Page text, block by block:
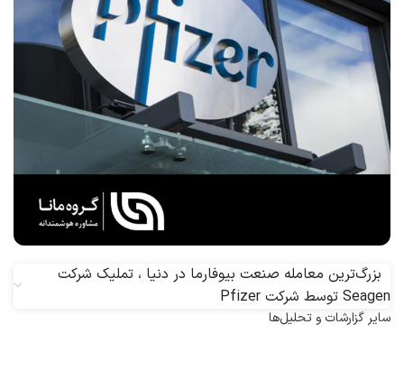
بزرگ‌ترین معامله صنعت بیوفارما در دنیا ، تملیک شرکت
Seagen توسط شرکت Pfizer
سایر گزارشات و تحلیل‌ها